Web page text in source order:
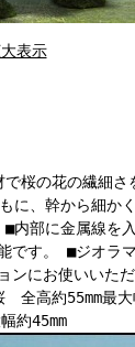
表示
桜の花の繊細
に、幹から細か
内部に金属線を
です。 ■ジオラ
ンにお使いいた
高約55mm最大
約45mm